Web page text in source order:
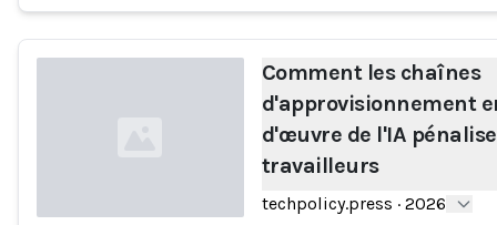
Comment les chaînes
d'approvisionnement
d'œuvre de l'IA
travailleurs
techpolicy.press · 2026